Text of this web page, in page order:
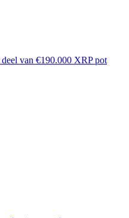
van €190.000 XRP pot